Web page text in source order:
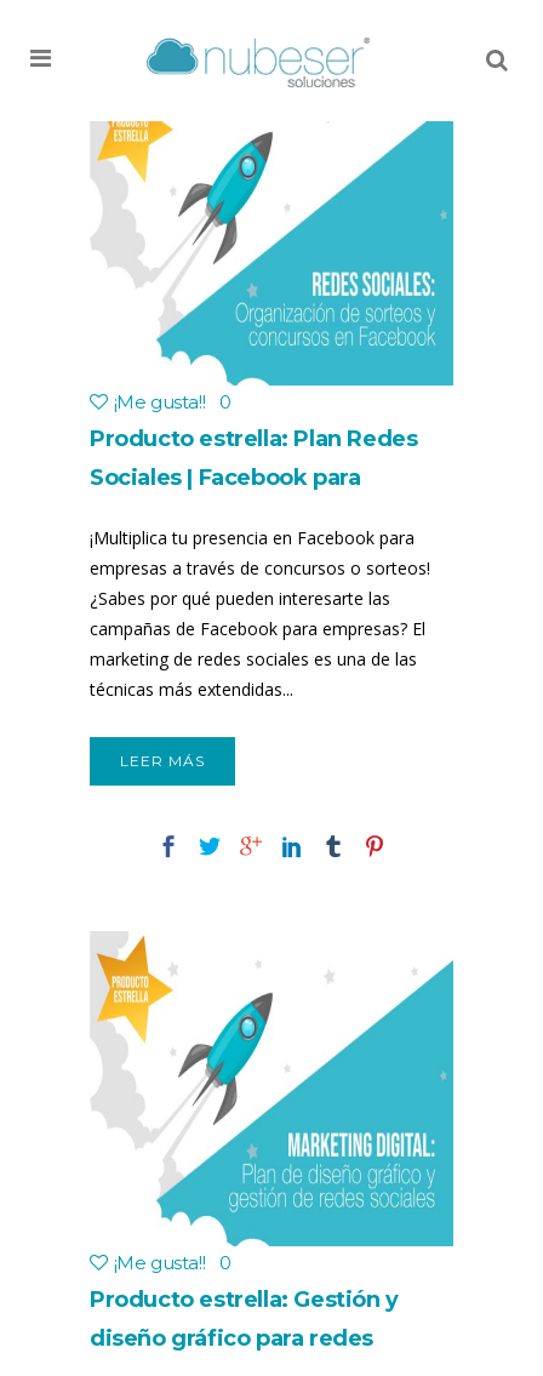
¡Me gusta!! 0
Producto estrella: Plan Redes
Sociales | Facebook para
¡Multiplica tu presencia en Facebook para
empresas a través de concursos o sorteos!
¿Sabes por qué pueden interesarte las
campañas de Facebook para empresas? El
marketing de redes sociales es una de las
técnicas más extendidas...
LEER MÁS
¡Me gusta!! 0
Producto estrella: Gestión y
diseño gráfico para redes